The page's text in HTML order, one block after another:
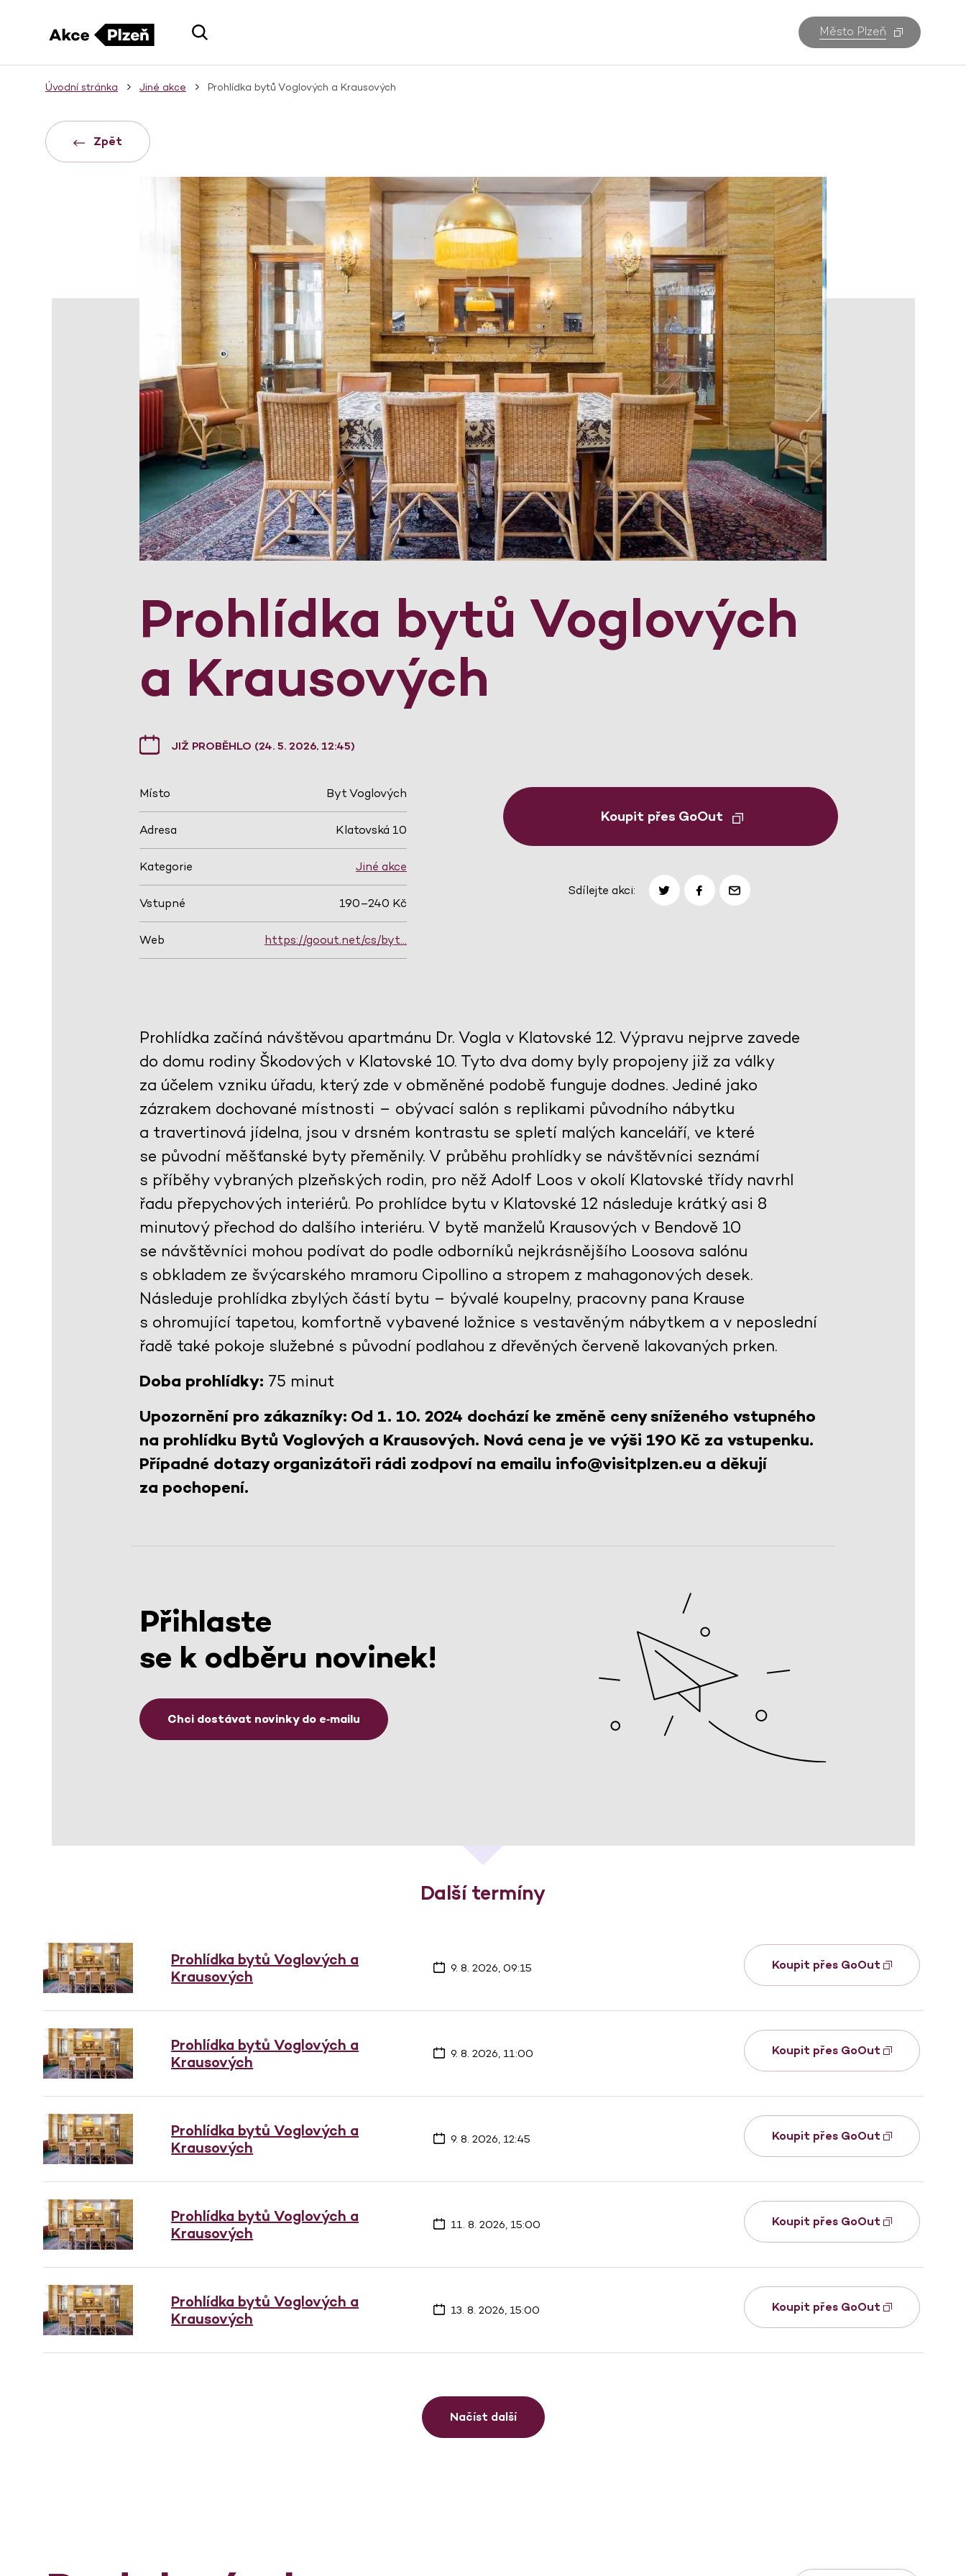
Město Plzeň
Úvodní stránka Jiné akce Prohlídka bytů Voglových a Krausových
Zpět
Prohlídka bytů Voglových
a Krausových
JIŽ PROBĚHLO (24. 5. 2026, 12:45)
Místo Byt Voglových
Adresa Klatovská 10
Kategorie Jiné akce
Vstupné 190–240 Kč
Web https://goout.net/cs/byt…
Koupit přes GoOut
Sdílejte akci:
Prohlídka začíná návštěvou apartmánu Dr. Vogla v Klatovské 12. Výpravu nejprve zavede
do domu rodiny Škodových v Klatovské 10. Tyto dva domy byly propojeny již za války
za účelem vzniku úřadu, který zde v obměněné podobě funguje dodnes. Jediné jako
zázrakem dochované místnosti – obývací salón s replikami původního nábytku
a travertinová jídelna, jsou v drsném kontrastu se spletí malých kanceláří, ve které
se původní měšťanské byty přeměnily. V průběhu prohlídky se návštěvníci seznámí
s příběhy vybraných plzeňských rodin, pro něž Adolf Loos v okolí Klatovské třídy navrhl
řadu přepychových interiérů. Po prohlídce bytu v Klatovské 12 následuje krátký asi 8
minutový přechod do dalšího interiéru. V bytě manželů Krausových v Bendově 10
se návštěvníci mohou podívat do podle odborníků nejkrásnějšího Loosova salónu
s obkladem ze švýcarského mramoru Cipollino a stropem z mahagonových desek.
Následuje prohlídka zbylých částí bytu – bývalé koupelny, pracovny pana Krause
s ohromující tapetou, komfortně vybavené ložnice s vestavěným nábytkem a v neposlední
řadě také pokoje služebné s původní podlahou z dřevěných červeně lakovaných prken.
Doba prohlídky: 75 minut
Upozornění pro zákazníky: Od 1. 10. 2024 dochází ke změně ceny sníženého vstupného
na prohlídku Bytů Voglových a Krausových. Nová cena je ve výši 190 Kč za vstupenku.
Případné dotazy organizátoři rádi zodpoví na emailu info@visitplzen.eu a děkují
za pochopení.
Přihlaste
se k odběru novinek!
Chci dostávat novinky do e‑mailu
Další termíny
Prohlídka bytů Voglových a
Krausových
9. 8. 2026, 09:15 Koupit přes GoOut
Prohlídka bytů Voglových a
Krausových
9. 8. 2026, 11:00 Koupit přes GoOut
Prohlídka bytů Voglových a
Krausových
9. 8. 2026, 12:45 Koupit přes GoOut
Prohlídka bytů Voglových a
Krausových
11. 8. 2026, 15:00 Koupit přes GoOut
Prohlídka bytů Voglových a
Krausových
13. 8. 2026, 15:00 Koupit přes GoOut
Načíst další